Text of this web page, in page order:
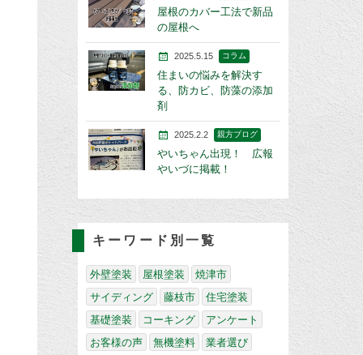
屋根のカバー工法で新品
の屋根へ
2025.5.15 コラム
住まいの悩みを解決す
る、防カビ、防藻の添加
剤
2025.2.2 親方ブログ
やいちゃん出現！ 広報
やいづに掲載！
キーワード別一覧
外壁塗装 屋根塗装
焼津市
サイディング
藤枝市
住宅塗装
基礎塗装
コーキング
アンケート
お客様の声
無機塗料
業者選び